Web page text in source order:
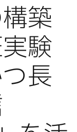
築
験
長